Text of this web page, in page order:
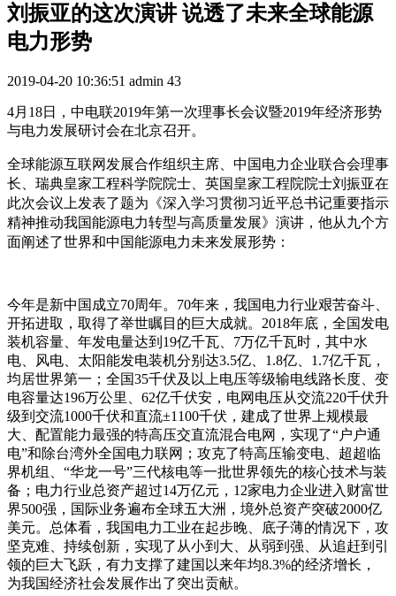
刘振亚的这次演讲 说透了未来全球能源
电力形势
2019-04-20 10:36:51 admin 43
4月18日，中电联2019年第一次理事长会议暨2019年经济形势
与电力发展研讨会在北京召开。
全球能源互联网发展合作组织主席、中国电力企业联合会理事
长、瑞典皇家工程科学院院士、英国皇家工程院院士刘振亚在
此次会议上发表了题为《深入学习贯彻习近平总书记重要指示
精神推动我国能源电力转型与高质量发展》演讲，他从九个方
面阐述了世界和中国能源电力未来发展形势：
今年是新中国成立70周年。70年来，我国电力行业艰苦奋斗、
开拓进取，取得了举世瞩目的巨大成就。2018年底，全国发电
装机容量、年发电量达到19亿千瓦、7万亿千瓦时，其中水
电、风电、太阳能发电装机分别达3.5亿、1.8亿、1.7亿千瓦，
均居世界第一；全国35千伏及以上电压等级输电线路长度、变
电容量达196万公里、62亿千伏安，电网电压从交流220千伏升
级到交流1000千伏和直流±1100千伏，建成了世界上规模最
大、配置能力最强的特高压交直流混合电网，实现了“户户通
电”和除台湾外全国电力联网；攻克了特高压输变电、超超临
界机组、“华龙一号”三代核电等一批世界领先的核心技术与装
备；电力行业总资产超过14万亿元，12家电力企业进入财富世
界500强，国际业务遍布全球五大洲，境外总资产突破2000亿
美元。总体看，我国电力工业在起步晚、底子薄的情况下，攻
坚克难、持续创新，实现了从小到大、从弱到强、从追赶到引
领的巨大飞跃，有力支撑了建国以来年均8.3%的经济增长，
为我国经济社会发展作出了突出贡献。